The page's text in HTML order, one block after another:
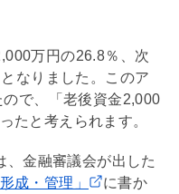
万円の26.8％、次
なりました。このア
で、「老後資金2,000
たと考えられます。
、金融審議会が出した
成・管理」
に書か